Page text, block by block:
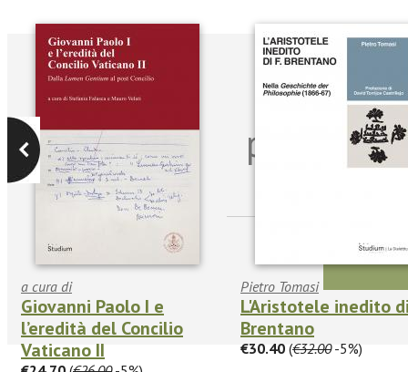
a cura di
Giovanni Paolo I e
l’eredità del Concilio
Vaticano II
Pietro Tomasi
L'Aristotele inedito
Brentano
€30.40 (€32.00-5%)
Iscriviti
per
sulle